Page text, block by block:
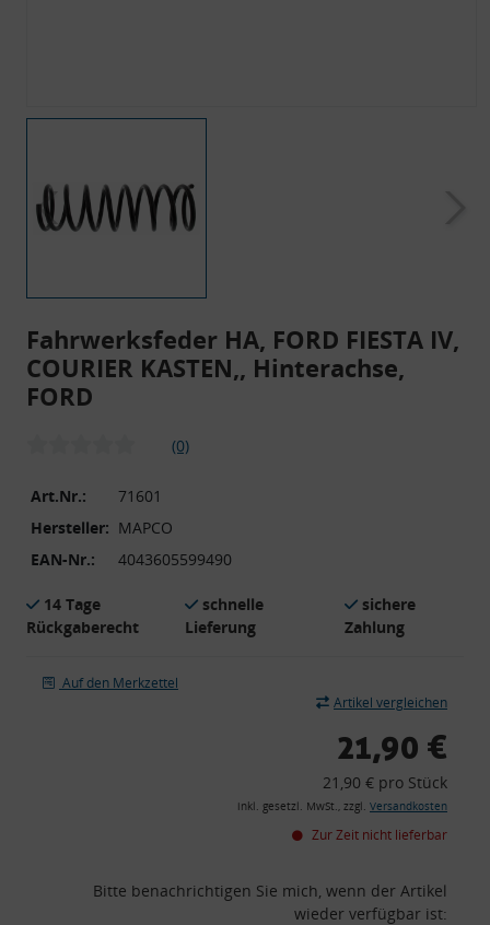
Fahrwerksfeder HA, FORD FIESTA IV,
COURIER KASTEN,, Hinterachse,
FORD
(0)
Art.Nr.:
71601
Hersteller: MAPCO
EAN-Nr.:
4043605599490
14 Tage
Rückgaberecht
schnelle
Lieferung
sichere
Zahlung
Auf den Merkzettel
Artikel vergleichen
21,90 €
21,90 € pro Stück
inkl. gesetzl. MwSt., zzgl. Versandkosten
Zur Zeit nicht lieferbar
Bitte benachrichtigen Sie mich, wenn der Artikel
wieder verfügbar ist: